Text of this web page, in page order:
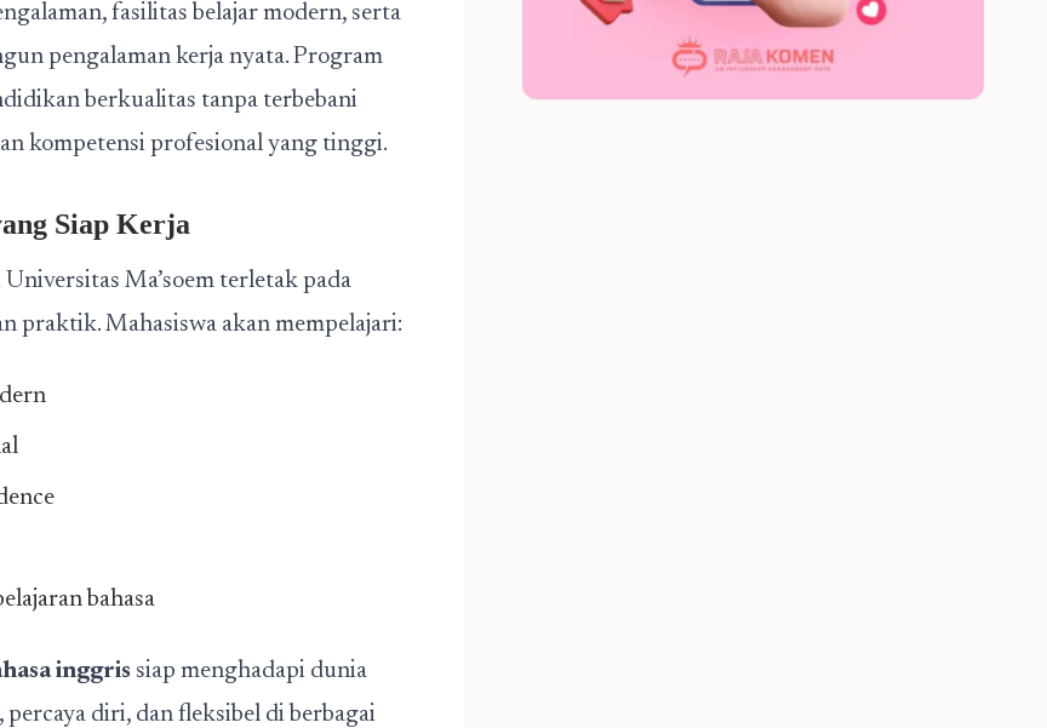
fasilitas belajar modern, serta
pengalaman kerja nyata. Program
berkualitas tanpa terbebani
kompetensi profesional yang tinggi.
Siap Kerja
Universitas Ma’soem terletak pada
praktik. Mahasiswa akan mempelajari:
bahasa
inggris siap menghadapi dunia
diri, dan fleksibel di berbagai